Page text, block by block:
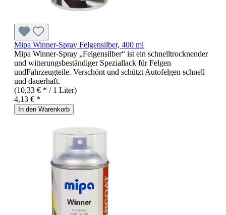
Mipa Winner-Spray Felgensilber, 400 ml
Mipa Winner-Spray „Felgensilber“ ist ein schnelltrocknender
und witterungsbeständiger Speziallack für Felgen
undFahrzeugteile. Verschönt und schützt Autofelgen schnell
und dauerhaft.
(10,33 € * / 1 Liter)
4,13 € *
In den Warenkorb